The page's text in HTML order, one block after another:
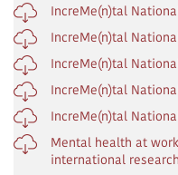
IncreMe(n)tal
IncreMe(n)tal
IncreMe(n)tal
IncreMe(n)tal
IncreMe(n)tal
Mental health at
international